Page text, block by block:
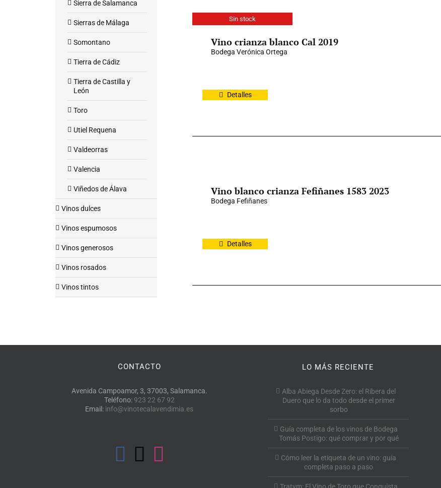
Sin stock
Vino crianza blanco Cal 2019
Bodega Verónica Ortega
Detalles
Vino blanco crianza Fefiñanes 1583 2023
Bodega Fefiñanes
Detalles
Sierra de Salamanca
Sierras de Málaga
Somontano
Tierra de Cádiz
Tierra de Castilla y
León
Toro
Utiel Requena
Valdeorras
Valencia
Viñedos de Álava
Vinos dulces
Vinos espumosos
Vinos generosos
Vinos rosados
Vinos tintos
CONTACTO
Avenida Campoamor, 3, 37003, Salamanca.
Teléfono: 923 22 67 92
Email: info@vinotecalavendimia.es
LO MÁS RECIENTE
Alba Abiega Desde Zero: el Ribera del
Duero que lo da todo desde el primer
sorbo
Guía completa de los vinos de Bodega
Tomás Postigo: qué comprar y por qué
Cómo leer la etiqueta de un vino: guía
completa paso a paso